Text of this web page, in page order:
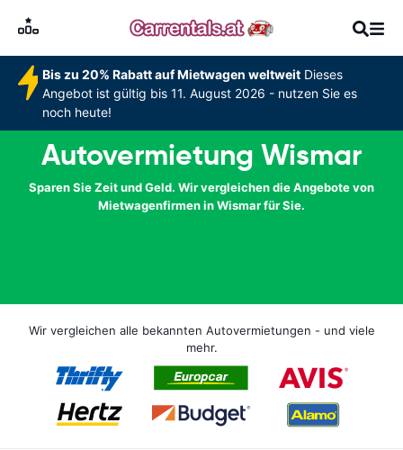
Bis zu 20% Rabatt auf Mietwagen weltweitDieses
Angebot ist gültig bis 11. August 2026 - nutzen Sie es
noch heute!
Autovermietung Wismar
Sparen Sie Zeit und Geld. Wir vergleichen die Angebote von
Mietwagenfirmen in Wismar für Sie.
Wir vergleichen alle bekannten Autovermietungen - und viele
mehr.